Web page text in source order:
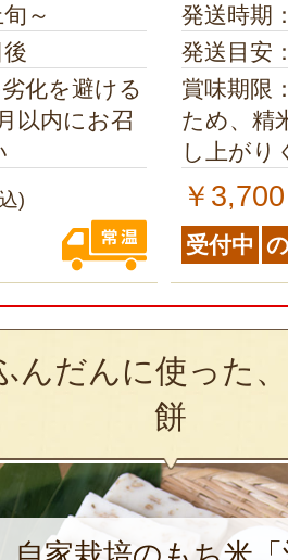
～
化を避ける
以内にお召
)
発送時期
発送目安
賞味期限
ため、精
し上がり
￥3,700
受付中
んだんに使った
餅